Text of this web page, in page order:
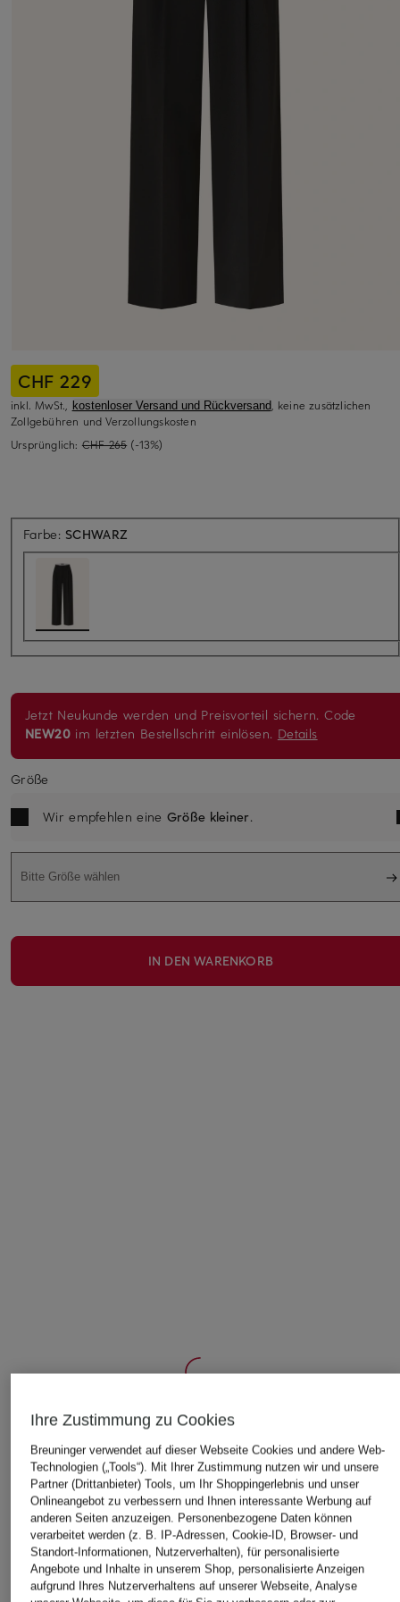
CHF 229
inkl. MwSt., kostenloser Versand und Rückversand, keine zusätzlichen
Zollgebühren und Verzollungskosten
Ursprünglich: CHF 265 (-13%)
Farbe: SCHWARZ
Jetzt Neukunde werden und Preisvorteil sichern. Code
NEW20 im letzten Bestellschritt einlösen. Details
Größe
Wir empfehlen eine Größe kleiner.
Bitte Größe wählen
IN DEN WARENKORB
ÄHNLICHE ARTIKEL ENTDECKEN
Ihre Zustimmung zu Cookies
Breuninger verwendet auf dieser Webseite Cookies und andere Web-
Technologien („Tools“). Mit Ihrer Zustimmung nutzen wir und unsere
Partner (Drittanbieter) Tools, um Ihr Shoppingerlebnis und unser
Onlineangebot zu verbessern und Ihnen interessante Werbung auf
anderen Seiten anzuzeigen. Personenbezogene Daten können
verarbeitet werden (z. B. IP-Adressen, Cookie-ID, Browser- und
Standort-Informationen, Nutzerverhalten), für personalisierte
Angebote und Inhalte in unserem Shop, personalisierte Anzeigen
aufgrund Ihres Nutzerverhaltens auf unserer Webseite, Analyse